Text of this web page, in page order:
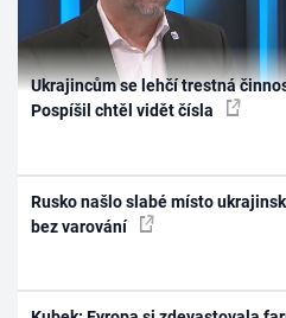
Ukrajincům se lehčí trestná
Pospíšil chtěl vidět čísla
Rusko našlo slabé místo
bez varování